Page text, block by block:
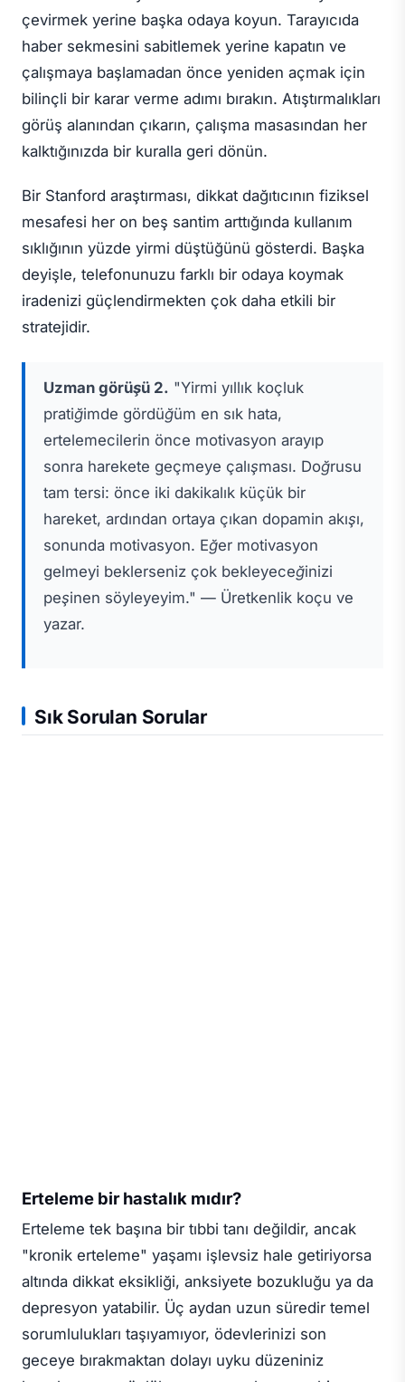
çevirmek yerine başka odaya koyun. Tarayıcıda
haber sekmesini sabitlemek yerine kapatın ve
çalışmaya başlamadan önce yeniden açmak için
bilinçli bir karar verme adımı bırakın. Atıştırmalıkları
görüş alanından çıkarın, çalışma masasından her
kalktığınızda bir kuralla geri dönün.
Bir Stanford araştırması, dikkat dağıtıcının fiziksel
mesafesi her on beş santim arttığında kullanım
sıklığının yüzde yirmi düştüğünü gösterdi. Başka
deyişle, telefonunuzu farklı bir odaya koymak
iradenizi güçlendirmekten çok daha etkili bir
stratejidir.
Uzman görüşü 2. "Yirmi yıllık koçluk
pratiğimde gördüğüm en sık hata,
ertelemecilerin önce motivasyon arayıp
sonra harekete geçmeye çalışması. Doğrusu
tam tersi: önce iki dakikalık küçük bir
hareket, ardından ortaya çıkan dopamin akışı,
sonunda motivasyon. Eğer motivasyon
gelmeyi beklerseniz çok bekleyeceğinizi
peşinen söyleyeyim." — Üretkenlik koçu ve
yazar.
Sık Sorulan Sorular
Erteleme bir hastalık mıdır?
Erteleme tek başına bir tıbbi tanı değildir, ancak
"kronik erteleme" yaşamı işlevsiz hale getiriyorsa
altında dikkat eksikliği, anksiyete bozukluğu ya da
depresyon yatabilir. Üç aydan uzun süredir temel
sorumlulukları taşıyamıyor, ödevlerinizi son
geceye bırakmaktan dolayı uyku düzeniniz